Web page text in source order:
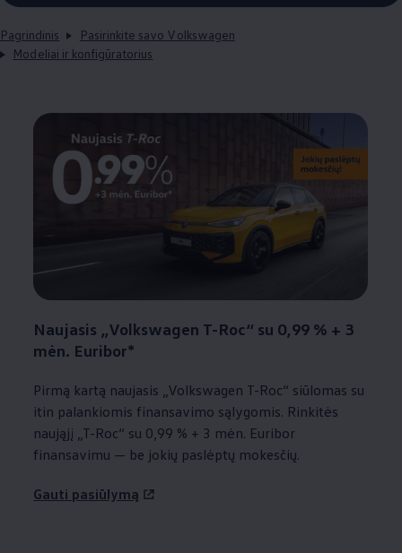
Pagrindinis
Pasirinkite savo Volkswagen
Modeliai ir konfigūratorius
Naujasis „Volkswagen T-Roc“ su 0,99 % + 3
mėn. Euribor*
Pirmą kartą naujasis „Volkswagen T-Roc“ siūlomas su
itin palankiomis finansavimo sąlygomis. Rinkitės
naująjį „T-Roc“ su 0,99 % + 3 mėn. Euribor
finansavimu — be jokių paslėptų mokesčių.
Gauti pasiūlymą